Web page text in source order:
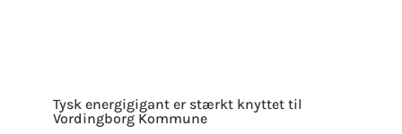
Tysk energigigant er stærkt knyttet til
Vordingborg Kommune